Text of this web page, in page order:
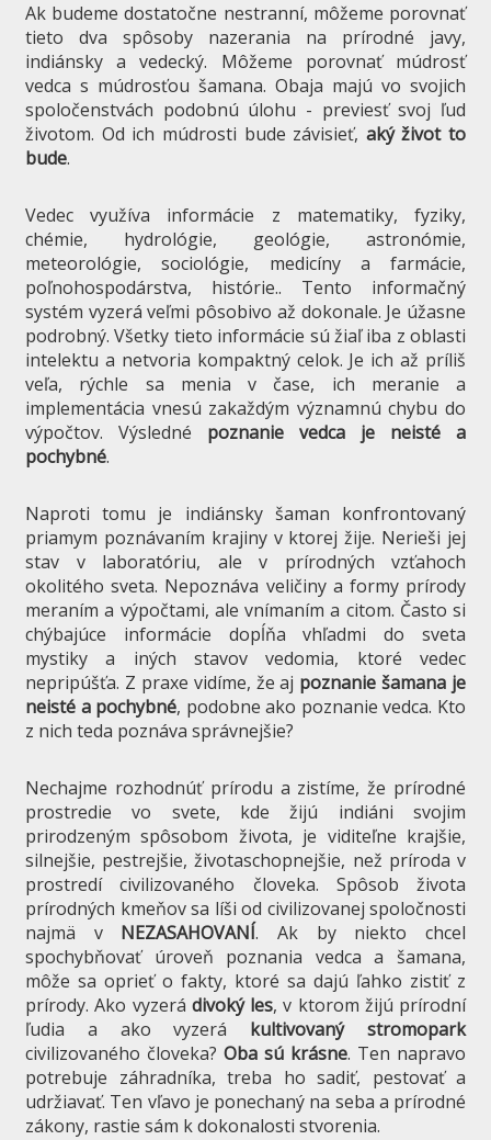
Ak budeme dostatočne nestranní, môžeme porovnať
tieto dva spôsoby nazerania na prírodné javy,
indiánsky a vedecký. Môžeme porovnať múdrosť
vedca s múdrosťou šamana. Obaja majú vo svojich
spoločenstvách podobnú úlohu - previesť svoj ľud
životom. Od ich múdrosti bude závisieť, aký život to
bude.
Vedec využíva informácie z matematiky, fyziky,
chémie, hydrológie, geológie, astronómie,
meteorológie, sociológie, medicíny a farmácie,
poľnohospodárstva, histórie.. Tento informačný
systém vyzerá veľmi pôsobivo až dokonale. Je úžasne
podrobný. Všetky tieto informácie sú žiaľ iba z oblasti
intelektu a netvoria kompaktný celok. Je ich až príliš
veľa, rýchle sa menia v čase, ich meranie a
implementácia vnesú zakaždým významnú chybu do
výpočtov. Výsledné poznanie vedca je neisté a
pochybné.
Naproti tomu je indiánsky šaman konfrontovaný
priamym poznávaním krajiny v ktorej žije. Nerieši jej
stav v laboratóriu, ale v prírodných vzťahoch
okolitého sveta. Nepoznáva veličiny a formy prírody
meraním a výpočtami, ale vnímaním a citom. Často si
chýbajúce informácie dopĺňa vhľadmi do sveta
mystiky a iných stavov vedomia, ktoré vedec
nepripúšťa. Z praxe vidíme, že aj poznanie šamana je
neisté a pochybné, podobne ako poznanie vedca. Kto
z nich teda poznáva správnejšie?
Nechajme rozhodnúť prírodu a zistíme, že prírodné
prostredie vo svete, kde žijú indiáni svojim
prirodzeným spôsobom života, je viditeľne krajšie,
silnejšie, pestrejšie, životaschopnejšie, než príroda v
prostredí civilizovaného človeka. Spôsob života
prírodných kmeňov sa líši od civilizovanej spoločnosti
najmä v NEZASAHOVANÍ. Ak by niekto chcel
spochybňovať úroveň poznania vedca a šamana,
môže sa oprieť o fakty, ktoré sa dajú ľahko zistiť z
prírody. Ako vyzerá divoký les, v ktorom žijú prírodní
ľudia a ako vyzerá kultivovaný stromopark
civilizovaného človeka? Oba sú krásne. Ten napravo
potrebuje záhradníka, treba ho sadiť, pestovať a
udržiavať. Ten vľavo je ponechaný na seba a prírodné
zákony, rastie sám k dokonalosti stvorenia.